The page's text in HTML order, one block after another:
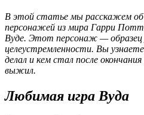
В этой статье мы расскажем
персонажей из мира Гарри
Вуде. Этот персонаж — образец
целеустремленности. Вы
делал и кем стал после
выжил.
Любимая игра Вуда